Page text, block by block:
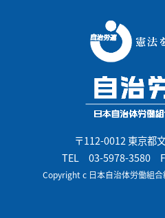
〒112-0012 東京都
TEL 03-5978-3580
Copyright c 日本自治体労働組